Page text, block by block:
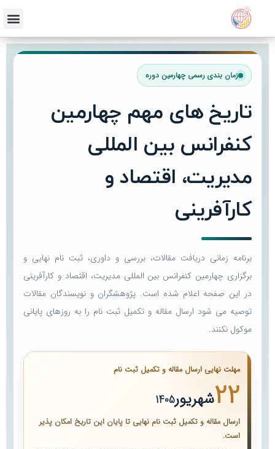
زمان بندی رسمی چهارمین دوره
تاریخ های مهم چهارمین
کنفرانس بین المللی
مدیریت، اقتصاد و
کارآفرینی
برنامه زمانی دریافت مقالات، بررسی و داوری، ثبت نام نهایی و
برگزاری چهارمین کنفرانس بین المللی مدیریت، اقتصاد و کارآفرینی
در این صفحه اعلام شده است. پژوهشگران و نویسندگان مقالات
توصیه می شود ارسال مقاله و تکمیل ثبت نام را به روزهای پایانی
موکول نکنند.
مهلت نهایی ارسال مقاله و تکمیل ثبت نام
22شهریور1405
ارسال مقاله و تکمیل ثبت نام نهایی تا پایان این تاریخ امکان پذیر
است.